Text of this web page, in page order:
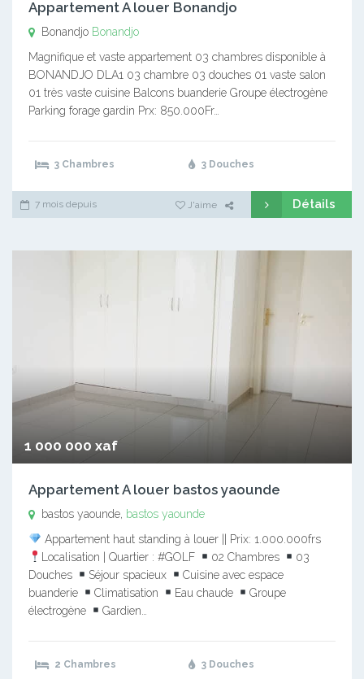
Appartement A louer Bonandjo
Bonandjo Bonandjo
Magnifique et vaste appartement 03 chambres disponible à
BONANDJO DLA1 03 chambre 03 douches 01 vaste salon
01 très vaste cuisine Balcons buanderie Groupe électrogène
Parking forage gardin Prx: 850.000Fr…
3 Chambres 3 Douches
7 mois depuis J'aime Détails
1 000 000 xaf
Appartement A louer bastos yaounde
bastos yaounde, bastos yaounde
Appartement haut standing à louer || Prix: 1.000.000frs
Localisation | Quartier : #GOLF
02 Chambres
03
Douches
Séjour spacieux
Cuisine avec espace
buanderie
Climatisation Eau chaude
Groupe
électrogène
Gardien…
2 Chambres 3 Douches